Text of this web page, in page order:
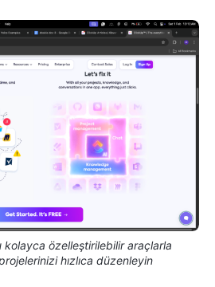
kolayca özelleştirilebilir araçlarla
projelerinizi hızlıca düzenleyin